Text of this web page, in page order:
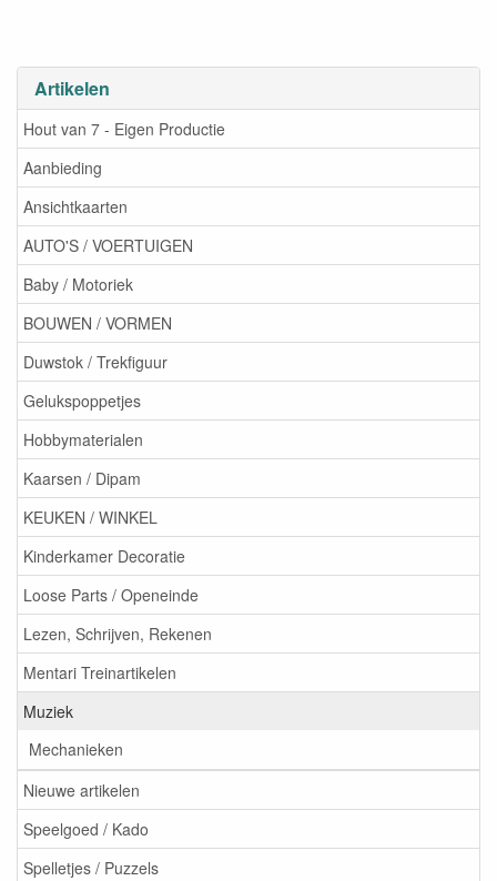
Artikelen
Hout van 7 - Eigen Productie
Aanbieding
Ansichtkaarten
AUTO'S / VOERTUIGEN
Baby / Motoriek
BOUWEN / VORMEN
Duwstok / Trekfiguur
Gelukspoppetjes
Hobbymaterialen
Kaarsen / Dipam
KEUKEN / WINKEL
Kinderkamer Decoratie
Loose Parts / Openeinde
Lezen, Schrijven, Rekenen
Mentari Treinartikelen
Muziek
Mechanieken
Nieuwe artikelen
Speelgoed / Kado
Spelletjes / Puzzels